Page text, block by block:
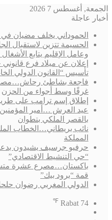
الجمعة, أغسطس 7 2026
أخبار عاجلة
الحموداني يخلف مضيان
الحسيمة تتزين لاستقبال
وعامل الإقليم يتابع الأشغال
إعلان عن ميلاد فرع
تأسيس “القانون الدولي
فاجعة بشاطئ رحاش…مصرع
غرقًا وسط أجواء من الحزن
إطلاق إسم ترامب على
عيد العرش …أمير
بالقصر الملكي بتطوان
نائب بريطاني…الخطاب
المملكة
حرفيو جرسيف يشيدون
“حي التنشيط الاقتصادي”
باكستان…مصرع عشرة
قمة “برود بيك”
الدولي المغربي رضوان
Rabat 74
℉